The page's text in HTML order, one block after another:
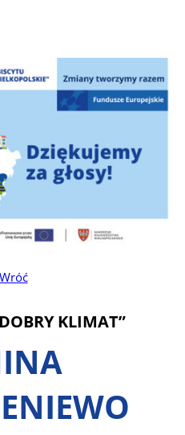
KLIMAT”